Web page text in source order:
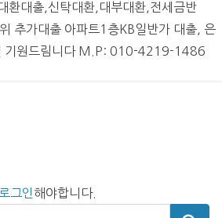
환대출,신탁대환,대부대환,전세금반
추가대출 아파트1층KB일반가 대출, 은
기원드림니다 M.P: 010-4219-1486
로그인 해야합니다.